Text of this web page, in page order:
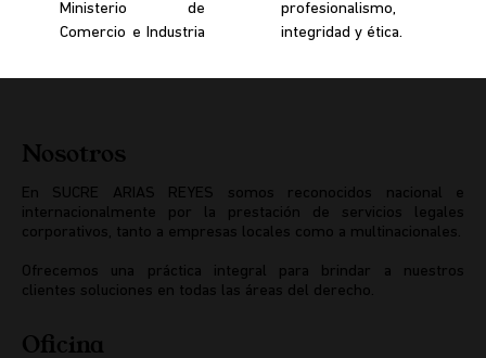
Ministerio de
Comercio e Industria
profesionalismo,
integridad y ética.
Nosotros
En SUCRE ARIAS REYES somos reconocidos nacional e
internacionalmente por la prestación de servicios legales
corporativos, tanto a empresas locales como a multinacionales.
Ofrecemos una práctica integral para brindar a nuestros
clientes soluciones en todas las áreas del derecho.
Oficina